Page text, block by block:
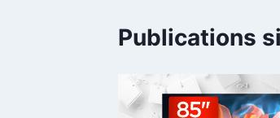
Publications